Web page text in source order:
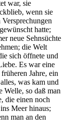
war, sie
wenn sie
hatte;
neue Sehnsüchte
die Welt
sich öffnete und
Es war eine
Jahre, ein
was kam und
Welle, so daß man
die einen noch
Meer hinaus;
man an den